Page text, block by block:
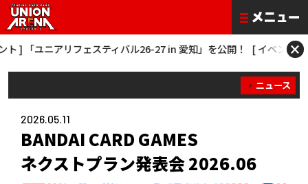
「ユニアリフェスティバル26-27 in 愛知」を公開！ [ イベント ] 「×
ニュース
2026.05.11
BANDAI CARD GAMES
ネクストプラン発表会 2026.06